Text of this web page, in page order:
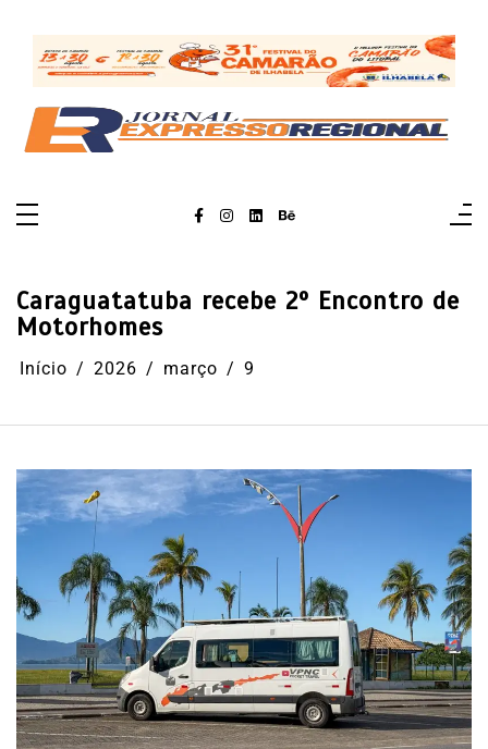
conteúdo
Caraguatatuba recebe 2º Encontro de
Motorhomes
Início 2026 março 9